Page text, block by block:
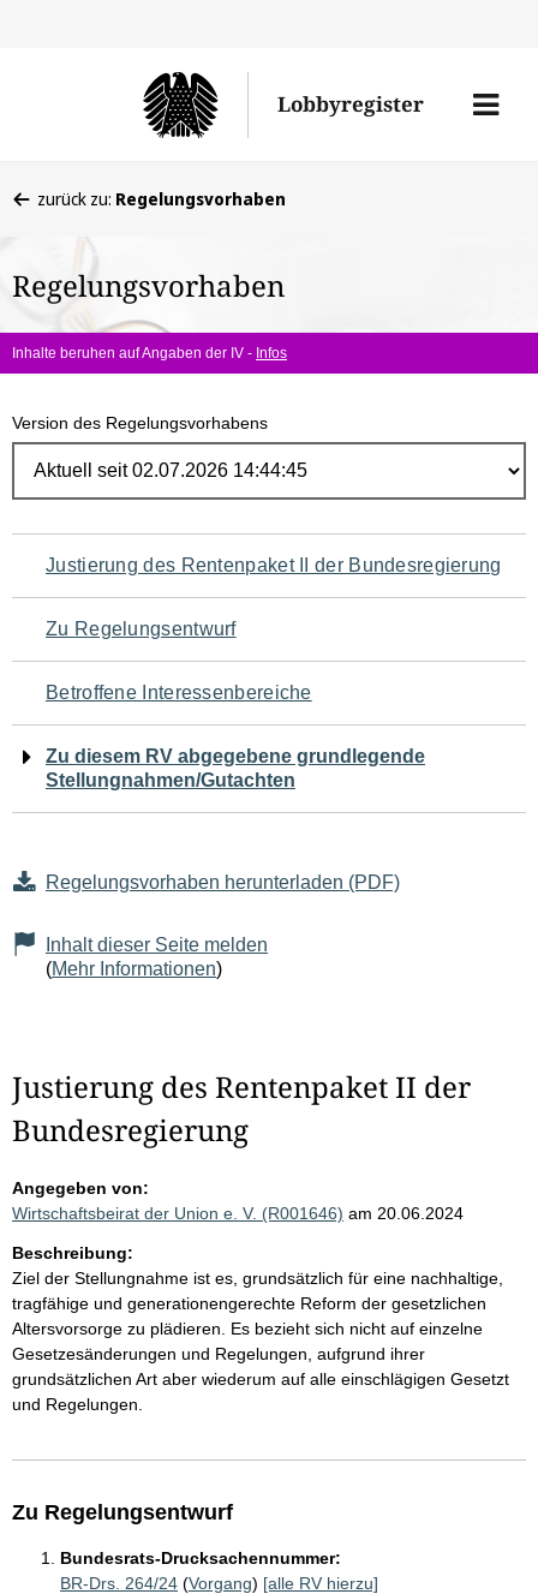
Lobbyregister
Menü
befinden
hier:
zurück zu: Regelungsvorhaben
Regelungsvorhaben
Inhalte beruhen auf Angaben der IV - Infos
Version des Regelungsvorhabens
Navigation
für
den
Seiteninhalt
Justierung des Rentenpaket II der Bundesregierung
Zu Regelungsentwurf
Betroffene Interessenbereiche
Zu diesem RV abgegebene grundlegende
Stellungnahmen/Gutachten
Regelungsvorhaben herunterladen (PDF)
Inhalt dieser Seite melden
(Mehr Informationen)
Justierung des Rentenpaket II der
Bundesregierung
Angegeben von:
Wirtschaftsbeirat der Union e. V. (R001646) am 20.06.2024
Beschreibung:
Ziel der Stellungnahme ist es, grundsätzlich für eine nachhaltige,
tragfähige und generationengerechte Reform der gesetzlichen
Altersvorsorge zu plädieren. Es bezieht sich nicht auf einzelne
Gesetzesänderungen und Regelungen, aufgrund ihrer
grundsätzlichen Art aber wiederum auf alle einschlägigen Gesetzt
und Regelungen.
Zu Regelungsentwurf
Bundesrats-Drucksachennummer:
BR-Drs. 264/24 (Vorgang) [alle RV hierzu]